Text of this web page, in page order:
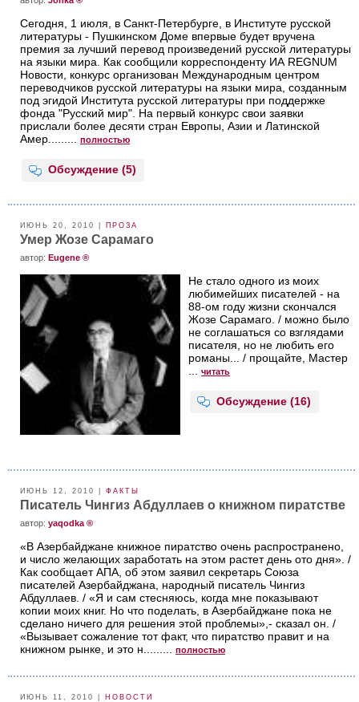
Сегодня, 1 июля, в Санкт-Петербурге, в Институте русской
литературы - Пушкинском Доме впервые будет вручена
премия за лучший перевод произведений русской литературы
на языки мира. Как сообщили корреспонденту ИА REGNUM
Новости, конкурс организован Международным центром
переводчиков русской литературы на языки мира, созданным
под эгидой Института русской литературы при поддержке
фонда "Русский мир". На первый конкурс свои заявки
прислали более десяти стран Европы, Азии и Латинской
Амер......... полностью
Обсуждение (5)
ИЮНЬ 20, 2010 | ПРОЗА
Умер Жозе Сарамаго
aвтор: Eugene ®
Не стало одного из моих
любимейших писателей - на
88-ом году жизни скончался
Жозе Сарамаго. / можно было
не соглашаться со взглядами
писателя, но не любить его
романы... / прощайте, Мастер
читать
Обсуждение (16)
ИЮНЬ 12, 2010 | ФАКТЫ
Писатель Чингиз Абдуллаев о книжном пиратстве
aвтор: yaqodka ®
«В Азербайджане книжное пиратство очень распространено,
и число желающих заработать на этом растет день ото дня». /
Как сообщает АПА, об этом заявил секретарь Союза
писателей Азербайджана, народный писатель Чингиз
Абдуллаев. / «Я и сам стесняюсь, когда мне показывают
копии моих книг. Но что поделать, в Азербайджане пока не
сделано ничего для решения этой проблемы»,- сказал он. /
«Вызывает сожаление тот факт, что пиратство правит и на
книжном рынке, и это н.........
полностью
ИЮНЬ 11, 2010 | НОВОСТИ